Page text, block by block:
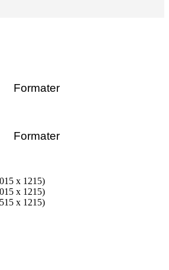
Formater
Formater